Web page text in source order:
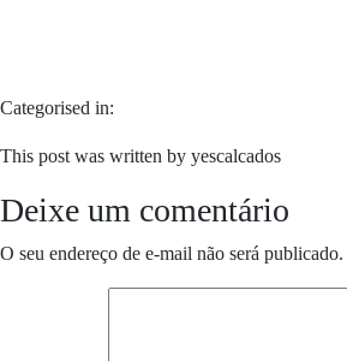
Categorised in:
This post was written by yescalcados
Deixe um comentário
O seu endereço de e-mail não será publicado.